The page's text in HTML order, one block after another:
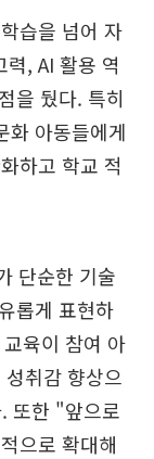
습을 넘어 자
, AI 활용 역
을 뒀다. 특히
화 아동들에게
하고 학교 적
단순한 기술
롭게 표현하
육이 참여 아
취감 향상으
또한 "앞으로
으로 확대해